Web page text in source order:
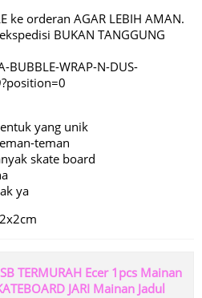
ke orderan AGAR LEBIH AMAN.
BUKAN TANGGUNG
BUBBLE-WRAP-N-DUS-
yang unik
teman
skate board
ya
TERMURAH Ecer 1pcs Mainan
JARI Mainan Jadul